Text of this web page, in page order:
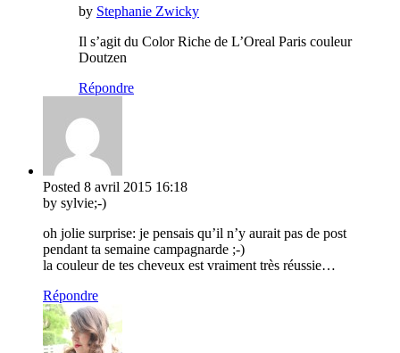
by Stephanie Zwicky
Il s’agit du Color Riche de L’Oreal Paris couleur
Doutzen
Répondre
Posted 8 avril 2015 16:18
by sylvie;-)
oh jolie surprise: je pensais qu’il n’y aurait pas de post
pendant ta semaine campagnarde ;-)
la couleur de tes cheveux est vraiment très réussie…
Répondre